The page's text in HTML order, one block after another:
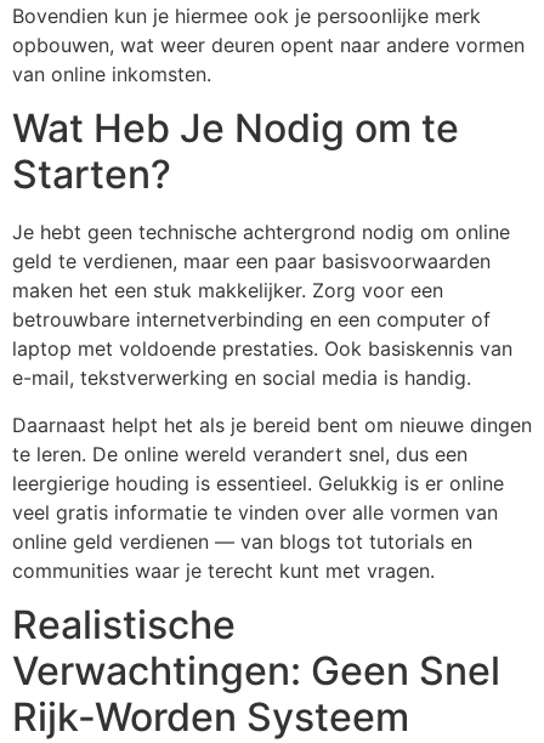
Bovendien kun je hiermee ook je persoonlijke merk
opbouwen, wat weer deuren opent naar andere vormen
van online inkomsten.
Wat Heb Je Nodig om te
Starten?
Je hebt geen technische achtergrond nodig om online
geld te verdienen, maar een paar basisvoorwaarden
maken het een stuk makkelijker. Zorg voor een
betrouwbare internetverbinding en een computer of
laptop met voldoende prestaties. Ook basiskennis van
e-mail, tekstverwerking en social media is handig.
Daarnaast helpt het als je bereid bent om nieuwe dingen
te leren. De online wereld verandert snel, dus een
leergierige houding is essentieel. Gelukkig is er online
veel gratis informatie te vinden over alle vormen van
online geld verdienen — van blogs tot tutorials en
communities waar je terecht kunt met vragen.
Realistische
Verwachtingen: Geen Snel
Rijk-Worden Systeem